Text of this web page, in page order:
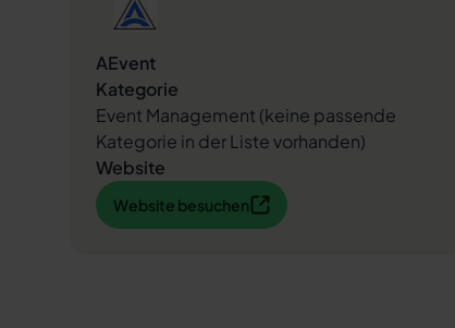
AEvent
Kategorie
Event Management (keine passende
Kategorie in der Liste vorhanden)
Website
Website besuchen
Website besuchen